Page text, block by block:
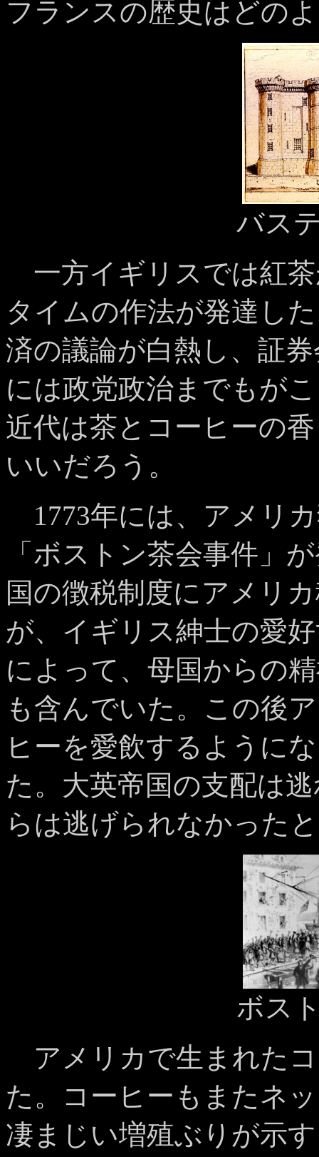
フランスの歴史はどの
バス
一方イギリスでは紅
タイムの作法が発達し
済の議論が白熱し、証
には政党政治までもが
近代は茶とコーヒーの
いいだろう。
1773年には、アメリ
「ボストン茶会事件」
国の徴税制度にアメリ
が、イギリス紳士の愛
によって、母国からの
も含んでいた。この後
ヒーを愛飲するように
た。大英帝国の支配は
らは逃げられなかった
ボス
アメリカで生まれた
た。コーヒーもまたネ
凄まじい増殖ぶりが示